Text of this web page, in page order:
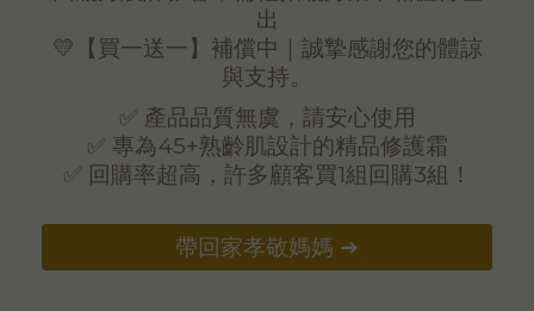
出
💛【買一送一】補償中｜誠摯感謝您的體諒
與支持。
✅ 產品品質無虞，請安心使用
✅ 專為45+熟齡肌設計的精品修護霜
✅ 回購率超高，許多顧客買1組回購3組！
帶回家孝敬媽媽 ➔